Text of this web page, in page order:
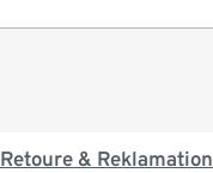
Retoure & Reklamation